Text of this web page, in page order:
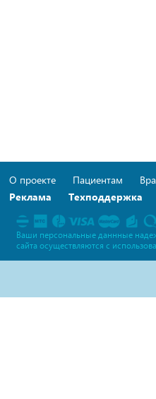
О проекте Пациентам
Реклама
Техподдержка
Ваши персональные даннные
сайта осуществляются c